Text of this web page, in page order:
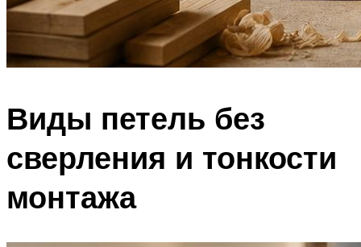
Виды петель без
сверления и тонкости
монтажа